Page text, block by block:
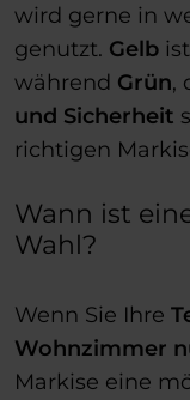
wird gerne in
genutzt. Gelb
während Grün,
und Sicherheit
richtigen
Wann ist
Wahl?
Wenn Sie Ihre
Wohnzimmer
Markise eine